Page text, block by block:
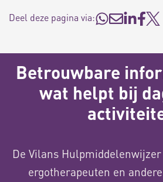
Deel deze pagina via:
Betrouwbare
wat helpt bij
De Vilans
ergotherapeuten en